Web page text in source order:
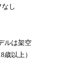
なし
ルは架空
歳以上）